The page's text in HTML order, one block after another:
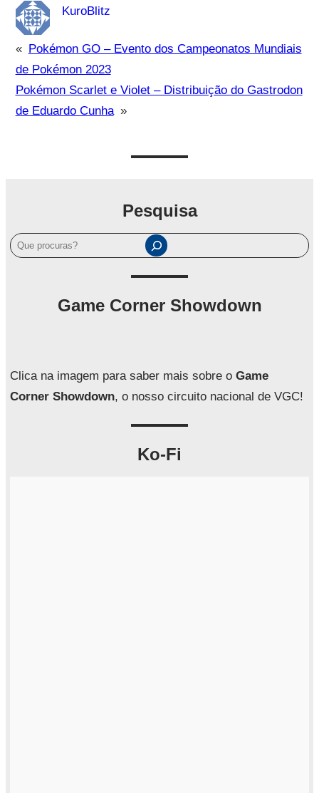
KuroBlitz
« Pokémon GO – Evento dos Campeonatos Mundiais
de Pokémon 2023
Pokémon Scarlet e Violet – Distribuição do Gastrodon
de Eduardo Cunha »
Pesquisa
P
e
a
r
Game Corner Showdown
Clica na imagem para saber mais sobre o Game
Corner Showdown, o nosso circuito nacional de VGC!
Ko-Fi